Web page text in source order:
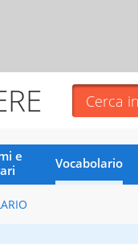
e
Vocabolario